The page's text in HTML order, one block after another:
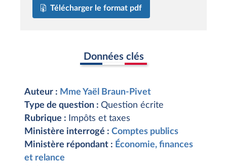
Télécharger le format pdf
Données clés
Auteur : Mme Yaël Braun-Pivet
Type de question : Question écrite
Rubrique :
Impôts et taxes
Ministère interrogé : Comptes publics
Ministère répondant : Économie, finances
et relance